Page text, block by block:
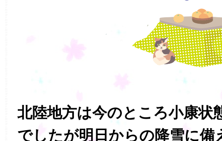
北陸地方は今のところ小康状
でしたが明日からの降雪に備